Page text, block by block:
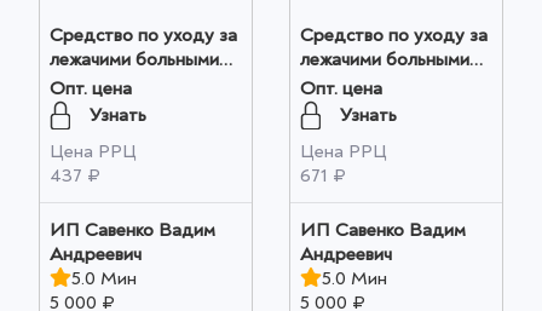
Средство по уходу за
лежачими больными
250 мл оптом
Опт. цена
Узнать
Цена РРЦ
437 ₽
ИП Савенко Вадим
Андреевич
5.0 Мин
5 000 ₽
Средство по уходу за
лежачими больными
500 мл оптом
Опт. цена
Узнать
Цена РРЦ
671 ₽
ИП Савенко Вадим
Андреевич
5.0 Мин
5 000 ₽